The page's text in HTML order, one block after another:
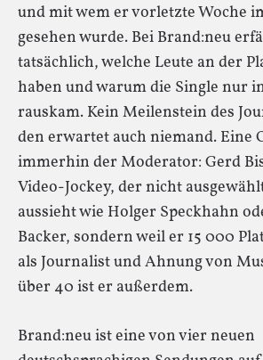
und mit wem er vorletzte Woche
gesehen wurde. Bei Brand:neu
tatsächlich, welche Leute an der
haben und warum die Single nur
rauskam. Kein Meilenstein des
den erwartet auch niemand. Eine
immerhin der Moderator: Gerd
Video-Jockey, der nicht
aussieht wie Holger Speckhahn
Backer, sondern weil er 15 000
als Journalist und Ahnung von
über 40 ist er außerdem.
Brand:neu ist eine von vier neuen